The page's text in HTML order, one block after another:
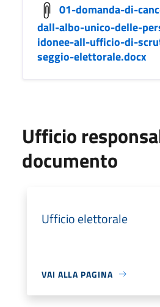
01-domanda-di-
dall-albo-unico-delle-
idonee-all-ufficio-di-
seggio-elettorale.docx
Ufficio
documento
Ufficio elettorale
VAI ALLA PAGINA